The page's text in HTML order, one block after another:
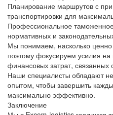
Планирование маршрутов с
транспортировки для
Профессиональное
нормативных и
Мы понимаем, насколько
поэтому фокусируем усилия
финансовых затрат, связанных
Наши специалисты обладают
опытом, чтобы завершить
максимально эффективно.
Заключение